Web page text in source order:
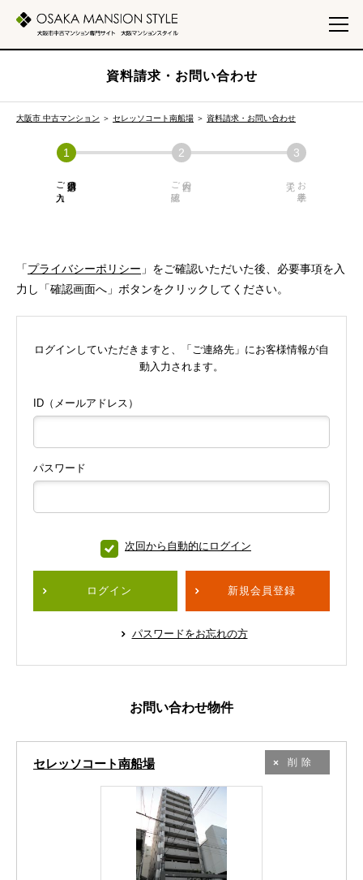
資料請求・お問い合わせ
大阪市 中古マンション ＞ セレッソコート南船場 ＞ 資料請求・お問い合わせ
必須項目の
ご入力 内容の
ご確認 お手続き
「プライバシーポリシー 」をご確認いただいた後、必要事項を入
力し「確認画面へ」ボタンをクリックしてください。
ログインしていただきますと、「ご連絡先」にお客様情報が自
動入力されます。
ID（メールアドレス）
パスワード
次回から自動的にログイン
ログイン 新規会員登録
パスワードをお忘れの方
お問い合わせ物件
セレッソコート南船場 削除